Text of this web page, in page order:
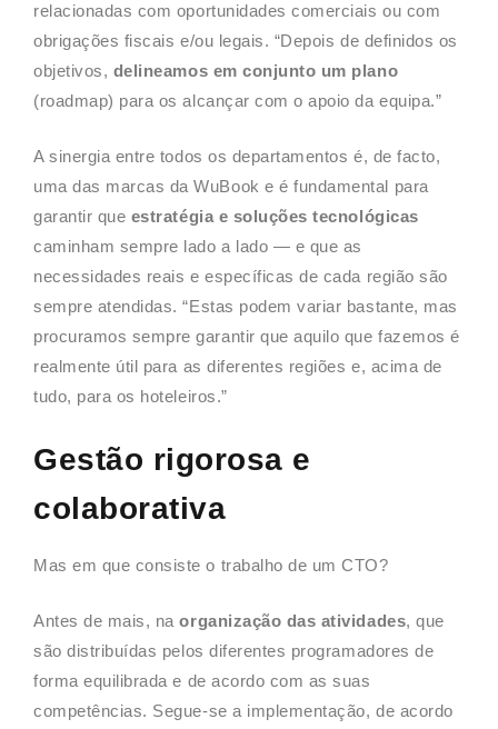
relacionadas com oportunidades comerciais ou com
obrigações fiscais e/ou legais. “Depois de definidos os
objetivos, delineamos em conjunto um plano
(roadmap) para os alcançar com o apoio da equipa.”
A sinergia entre todos os departamentos é, de facto,
uma das marcas da WuBook e é fundamental para
garantir que estratégia e soluções tecnológicas
caminham sempre lado a lado — e que as
necessidades reais e específicas de cada região são
sempre atendidas. “Estas podem variar bastante, mas
procuramos sempre garantir que aquilo que fazemos é
realmente útil para as diferentes regiões e, acima de
tudo, para os hoteleiros.”
Gestão rigorosa e
colaborativa
Mas em que consiste o trabalho de um CTO?
Antes de mais, naorganização das atividades, que
são distribuídas pelos diferentes programadores de
forma equilibrada e de acordo com as suas
competências. Segue-se a implementação, de acordo